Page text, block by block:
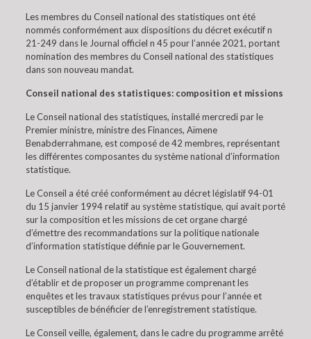
Les membres du Conseil national des statistiques ont été
nommés conformément aux dispositions du décret exécutif n
21-249 dans le Journal officiel n 45 pour l’année 2021, portant
nomination des membres du Conseil national des statistiques
dans son nouveau mandat.
Conseil national des statistiques: composition et missions
Le Conseil national des statistiques, installé mercredi par le
Premier ministre, ministre des Finances, Aïmene
Benabderrahmane, est composé de 42 membres, représentant
les différentes composantes du système national d’information
statistique.
Le Conseil a été créé conformément au décret législatif 94-01
du 15 janvier 1994 relatif au système statistique, qui avait porté
sur la composition et les missions de cet organe chargé
d’émettre des recommandations sur la politique nationale
d’information statistique définie par le Gouvernement.
Le Conseil national de la statistique est également chargé
d’établir et de proposer un programme comprenant les
enquêtes et les travaux statistiques prévus pour l’année et
susceptibles de bénéficier de l’enregistrement statistique.
Le Conseil veille, également, dans le cadre du programme arrêté